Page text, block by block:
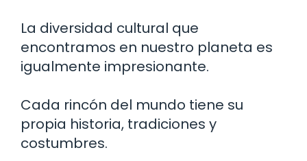
La diversidad cultural que
encontramos en nuestro planeta es
igualmente impresionante.
Cada rincón del mundo tiene su
propia historia, tradiciones y
costumbres.